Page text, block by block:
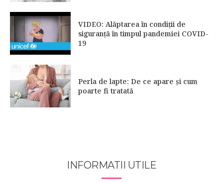
VIDEO: Alăptarea în condiții de
siguranță în timpul pandemiei COVID-
19
Perla de lapte: De ce apare și cum
poarte fi tratată
INFORMATII UTILE